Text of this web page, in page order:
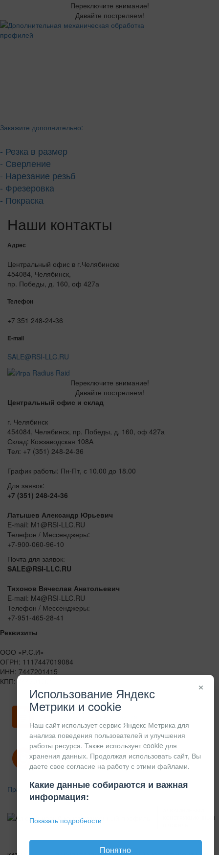
Переключите внимание!
Давайте постреляем!
Закажите дополнительно:
- Резка в размер
- Сверление
- Нарезание резьб
- Фрезеровка
- Покраска
Наши контакты
Адрес
Центральный офис в г.Челябинске
454084, Челябинск,
пр. Победы, д. 160, оф 427а
Телефон
+7 351 248-24-36
E-mail
SALE@RSI-LLC.RU
Переключите внимание!
Давайте постреляем!
Центральный офис и склад
г. Челябинск
454084, Челябинск, пр. Победы, д. 160, оф 427а
Склад: Кожзаводская 108А
Тел: +7 (351) 248-24-36
График работы: Пн-Пт, с 10.00 до 18.00
Для заявок:
+7 (351) 248-24-36
Латышев Александр Юрьевич
E-mail: M1@RSI-LLC.RU
Телефон / Мессенджеры:
+7-900-060-96-10
Почта для заявок:
SALE@RSI-LLC.RU
Тихонов Вячеслав Анатольевич
E-mail: M4@RSI-LLC.RU
Телефон / Мессенджеры:
+7-951-465-28-41
Реквизиты
ООО «Р.С.И»
ОГРН: 1117447019084
ИНН: 7447201415
КПП: 744701001
Скачать карточку предприятия
Политика конфиденциальности
Правила возврата
КОНСТРУКЦИОННЫЙ
×
Использование Яндекс
Метрики и cookie
Наш сайт использует сервис Яндекс Метрика для
анализа поведения пользователей и улучшения
работы ресурса. Также использует cookie для
хранения данных. Продолжая использовать сайт, Вы
даете свое согласие на работу с этими файлами.
Какие данные собираются и важная
информация:
Показать подробности
Понятно